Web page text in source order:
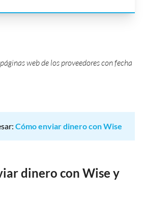
web de los proveedores con fecha
Cómo enviar dinero con Wise
dinero con Wise y